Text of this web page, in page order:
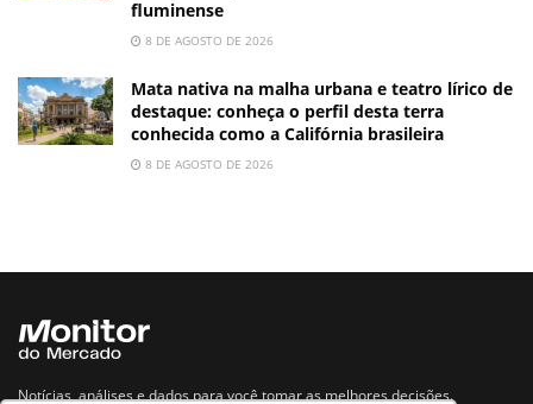
fluminense
8 DE AGOSTO DE 2026
Mata nativa na malha urbana e teatro lírico de
destaque: conheça o perfil desta terra
conhecida como a Califórnia brasileira
8 DE AGOSTO DE 2026
Notícias, análises e dados para você tomar as melhores decisões.